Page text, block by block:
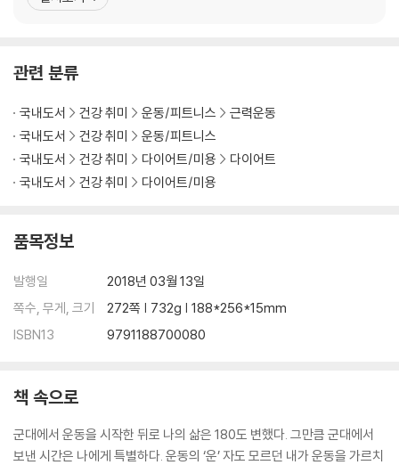
딥스 Dips
덤벨 크로스 오버
#중급 운동 루틴
[숨막히는 역삼각형 뒤태 등 트레이닝]
슈퍼맨 로우
밴드 시티드 로우
덤벨 로우
덤벨 언더 그립 로우
와이드 풀업
언더 그립 풀업
#초급 운동 루틴
#중급 운동 루틴
게 공부하며 끊임없는 실습과 트레이닝을 통해 생활스포츠지도사 2
관련 분류
국내도서 건강 취미 운동/피트니스
근력운동
국내도서
건강 취미
운동/피트니스
국내도서
건강 취미 다이어트/미용
다이어트
국내도서
건강 취미 다이어트/미용
품목정보
발행일
2018년 03월 13일
쪽수, 무게, 크기
272쪽 | 732g | 188*256*15mm
ISBN13
9791188700080
책 속으로
군대에서 운동을 시작한 뒤로 나의 삶은 180도 변했다. 그만큼 군대에서
보낸 시간은 나에게 특별하다. 운동의 ‘운’ 자도 모르던 내가 운동을 가르치